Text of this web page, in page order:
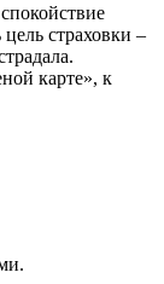
страховки –
карте», к